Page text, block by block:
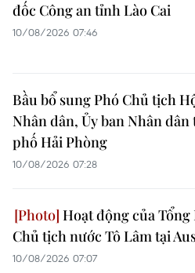
đốc Công an tỉnh Lào Cai
10/08/2026 07:46
Bầu bổ sung Phó Chủ tịch
Nhân dân, Ủy ban Nhân
phố Hải Phòng
10/08/2026 07:28
Hoạt động của Tổng
Chủ tịch nước Tô Lâm tại
10/08/2026 07:07